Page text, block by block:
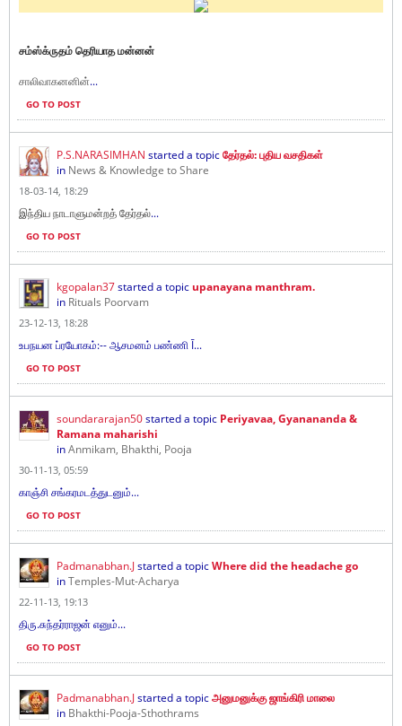
சம்ஸ்க்ருதம் தெரியாத மன்னன்
சாலிவாகனனின்...
GO TO POST
P.S.NARASIMHAN started a topicதேர்தல்: புதிய வசதிகள்
in News & Knowledge to Share
18-03-14, 18:29
இந்திய நாடாளுமன்றத் தேர்தல்...
GO TO POST
kgopalan37started a topic upanayana manthram.
in Rituals Poorvam
23-12-13, 18:28
உபநயன ப்ரயோகம்:-- ஆசமனம் பண்ணி Ī...
GO TO POST
soundararajan50started a topic Periyavaa, Gyanananda &
Ramana maharishi
inAnmikam, Bhakthi, Pooja
30-11-13, 05:59
காஞ்சி சங்கரமடத்துடனும்...
GO TO POST
Padmanabhan.Jstarted a topicWhere did the headache go
inTemples-Mut-Acharya
22-11-13, 19:13
திரு.சுந்தர்ராஜன் எனும்...
GO TO POST
Padmanabhan.Jstarted a topicஅனுமனுக்கு ஜாங்கிரி மாலை
in Bhakthi-Pooja-Sthothrams